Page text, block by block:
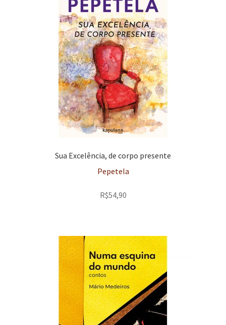
Sua Excelência, de corpo presente
Pepetela
R$54,90